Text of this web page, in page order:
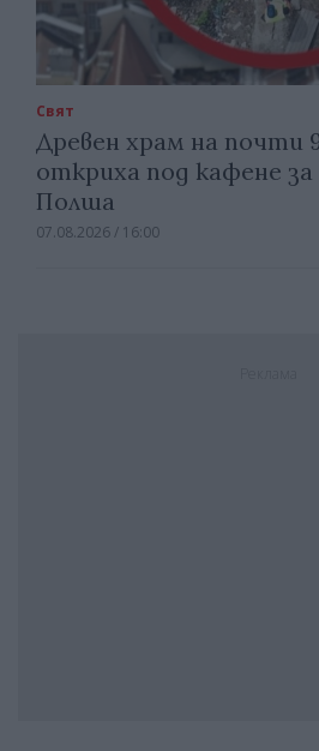
Свят
Древен храм на почти
откриха под кафене за
Полша
07.08.2026 / 16:00